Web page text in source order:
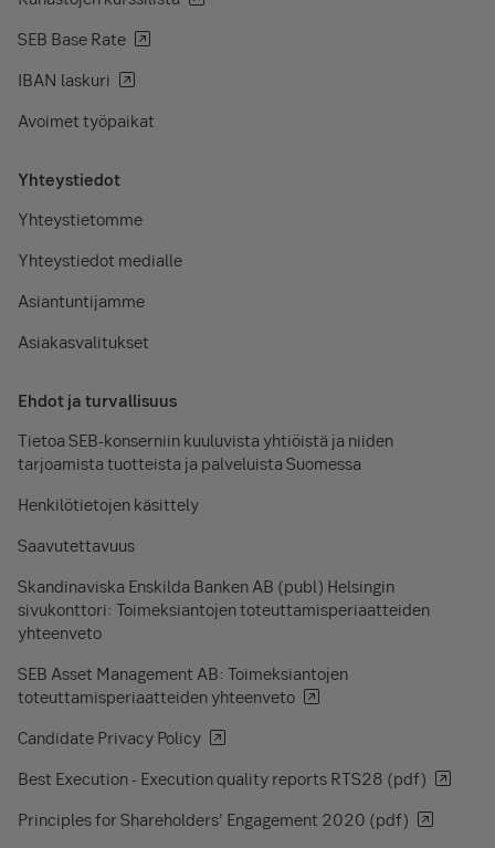
SEB Base Rate
IBAN laskuri
Avoimet työpaikat
Yhteystiedot
Yhteystietomme
Yhteystiedot medialle
Asiantuntijamme
Asiakasvalitukset
Ehdot ja turvallisuus
Tietoa SEB-konserniin kuuluvista yhtiöistä ja niiden
tarjoamista tuotteista ja palveluista Suomessa
Henkilötietojen käsittely
Saavutettavuus
Skandinaviska Enskilda Banken AB (publ) Helsingin
sivukonttori: Toimeksiantojen toteuttamisperiaatteiden
yhteenveto
SEB Asset Management AB: Toimeksiantojen
toteuttamisperiaatteiden yhteenveto
Candidate Privacy Policy
Best Execution - Execution quality reports RTS28 (pdf)
Principles for Shareholders’ Engagement 2020 (pdf)